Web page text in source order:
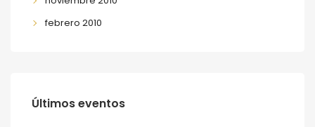
febrero 2010
Últimos eventos